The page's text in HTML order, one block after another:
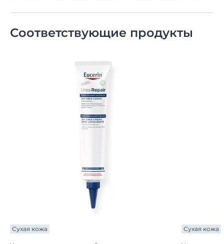
Соответствующие продукты
Сухая кожа Сухая кожа